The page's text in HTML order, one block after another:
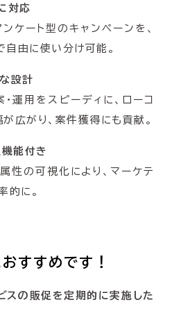
対応
ンケート型のキャンペーンを、
由に使い分け可能。
設計
運用をスピーディに、ローコ
広がり、案件獲得にも貢献。
機能付き
性の可視化により、マーケテ
的に。
すすめです！
スの販促を定期的に実施した